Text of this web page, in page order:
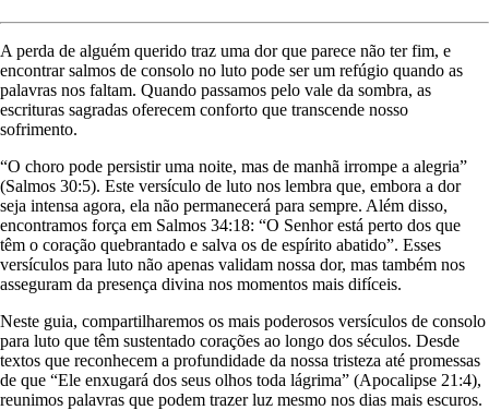
A perda de alguém querido traz uma dor que parece não ter fim, e
encontrar salmos de consolo no luto pode ser um refúgio quando as
palavras nos faltam. Quando passamos pelo vale da sombra, as
escrituras sagradas oferecem conforto que transcende nosso
sofrimento.
“O choro pode persistir uma noite, mas de manhã irrompe a alegria”
(Salmos 30:5). Este versículo de luto nos lembra que, embora a dor
seja intensa agora, ela não permanecerá para sempre. Além disso,
encontramos força em Salmos 34:18: “O Senhor está perto dos que
têm o coração quebrantado e salva os de espírito abatido”. Esses
versículos para luto não apenas validam nossa dor, mas também nos
asseguram da presença divina nos momentos mais difíceis.
Neste guia, compartilharemos os mais poderosos versículos de consolo
para luto que têm sustentado corações ao longo dos séculos. Desde
textos que reconhecem a profundidade da nossa tristeza até promessas
de que “Ele enxugará dos seus olhos toda lágrima” (Apocalipse 21:4),
reunimos palavras que podem trazer luz mesmo nos dias mais escuros.